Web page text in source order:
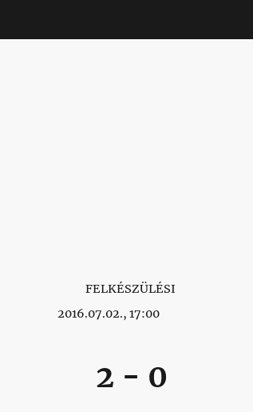
FELKÉSZÜLÉSI
2016.07.02., 17:00
2 - 0